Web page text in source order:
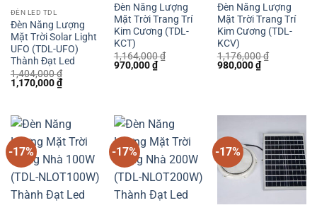
ĐÈN LED TDL
Đèn Năng Lượng
Mặt Trời Solar Light
UFO (TDL-UFO)
Thành Đạt Led
1,404,000₫
Giá
gốc
1,170,000₫Giá
hiện
1,170,000 ₫.
Đèn Năng Lượng
Mặt Trời Trang Trí
Kim Cương (TDL-
KCT)
1,164,000₫
Giá
970,000₫Giá
hiện
Đèn Năng Lượng
Mặt Trời Trang Trí
Kim Cương (TDL-
KCV)
1,176,000₫
Giá
980,000₫Giá
hiện
-17% -17% -17%